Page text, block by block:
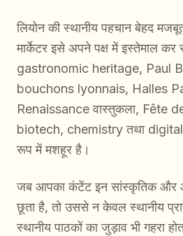
लियोन की स्थानीय पहचान बेहद
मार्केटर इसे अपने पक्ष में इस्तेमाल
gastronomic heritage, Paul
bouchons lyonnais, Halles
Renaissance वास्तुकला, Fête
biotech, chemistry तथा
रूप में मशहूर है।
जब आपका कंटेंट इन सांस्कृतिक और
छूता है, तो उससे न केवल स्थानीय
स्थानीय पाठकों का जुड़ाव भी गहरा